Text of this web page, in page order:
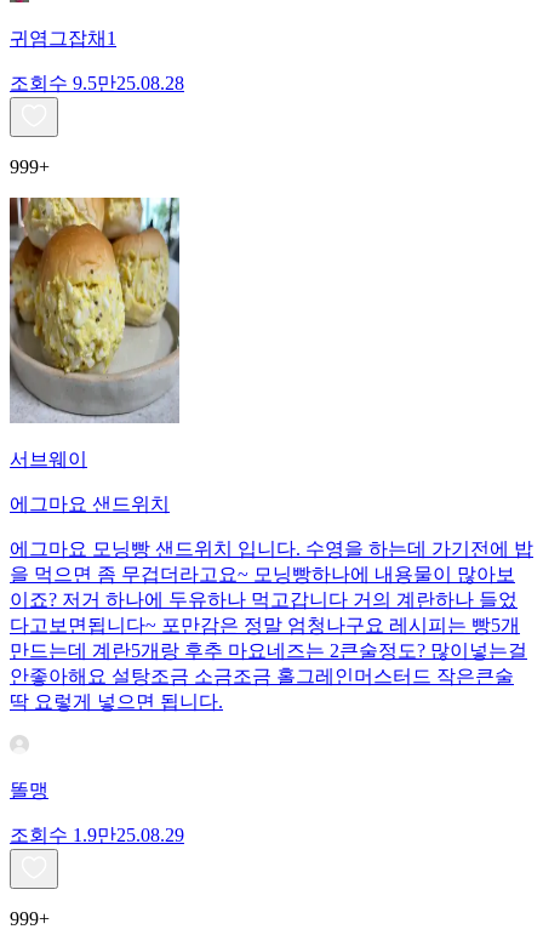
귀염그잡채1
조회수 9.5만25.08.28
999+
서브웨이
에그마요 샌드위치
에그마요 모닝빵 샌드위치 입니다. 수영을 하는데 가기전에 밥
을 먹으면 좀 무겁더라고요~ 모닝빵하나에 내용물이 많아보
이죠? 저거 하나에 두유하나 먹고갑니다 거의 계란하나 들었
다고보면됩니다~ 포만감은 정말 엄청나구요 레시피는 빵5개
만드는데 계란5개랑 후추 마요네즈는 2큰술정도? 많이넣는걸
안좋아해요 설탕조금 소금조금 홀그레인머스터드 작은큰술
딱 요렇게 넣으면 됩니다.
똘맹
조회수 1.9만25.08.29
999+